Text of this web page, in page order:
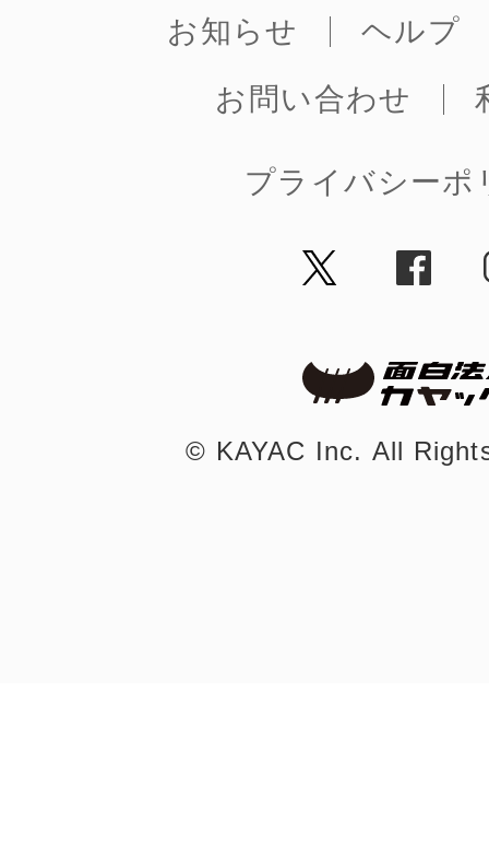
お知らせ
ヘルプ
お問い合わせ
プライバシーポ
©︎ KAYAC Inc. All